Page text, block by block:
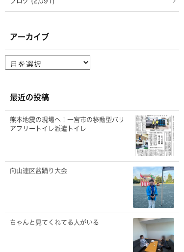
アーカイブ
ー
ブ
最近の投稿
熊本地震の現場へ！一宮市の移動型バリ
アフリートイレ派遣トイレ
向山連区盆踊り大会
ちゃんと見てくれてる人がいる